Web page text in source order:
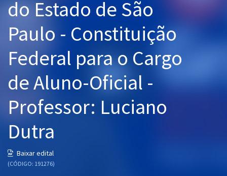
Pós
Graduação
OAB
Mentorias
Questões grátis
Aprovados
do Estado de São
Paulo - Constituição
Federal para o Cargo
de Aluno-Oficial -
Professor: Luciano
Dutra
Baixar edital
(CÓDIGO: 191276)